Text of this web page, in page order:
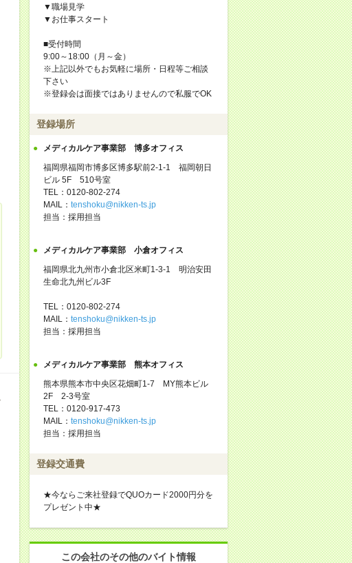
▼職場見学
▼お仕事スタート
■受付時間
9:00～18:00（月～金）
※上記以外でもお気軽に場所・日程等ご相談
下さい
※登録会は面接ではありませんので私服でOK
登録場所
メディカルケア事業部 博多オフィス
福岡県福岡市博多区博多駅前2-1-1 福岡朝日
ビル 5F 510号室
TEL：0120-802-274
MAIL： tenshoku@nikken-ts.jp
担当：採用担当
メディカルケア事業部 小倉オフィス
福岡県北九州市小倉北区米町1-3-1 明治安田
生命北九州ビル3F
TEL：0120-802-274
MAIL： tenshoku@nikken-ts.jp
担当：採用担当
メディカルケア事業部 熊本オフィス
熊本県熊本市中央区花畑町1-7 MY熊本ビル
2F 2-3号室
TEL：0120-917-473
MAIL： tenshoku@nikken-ts.jp
担当：採用担当
登録交通費
★今ならご来社登録でQUOカード2000円分を
プレゼント中★
この会社のその他のバイト情報